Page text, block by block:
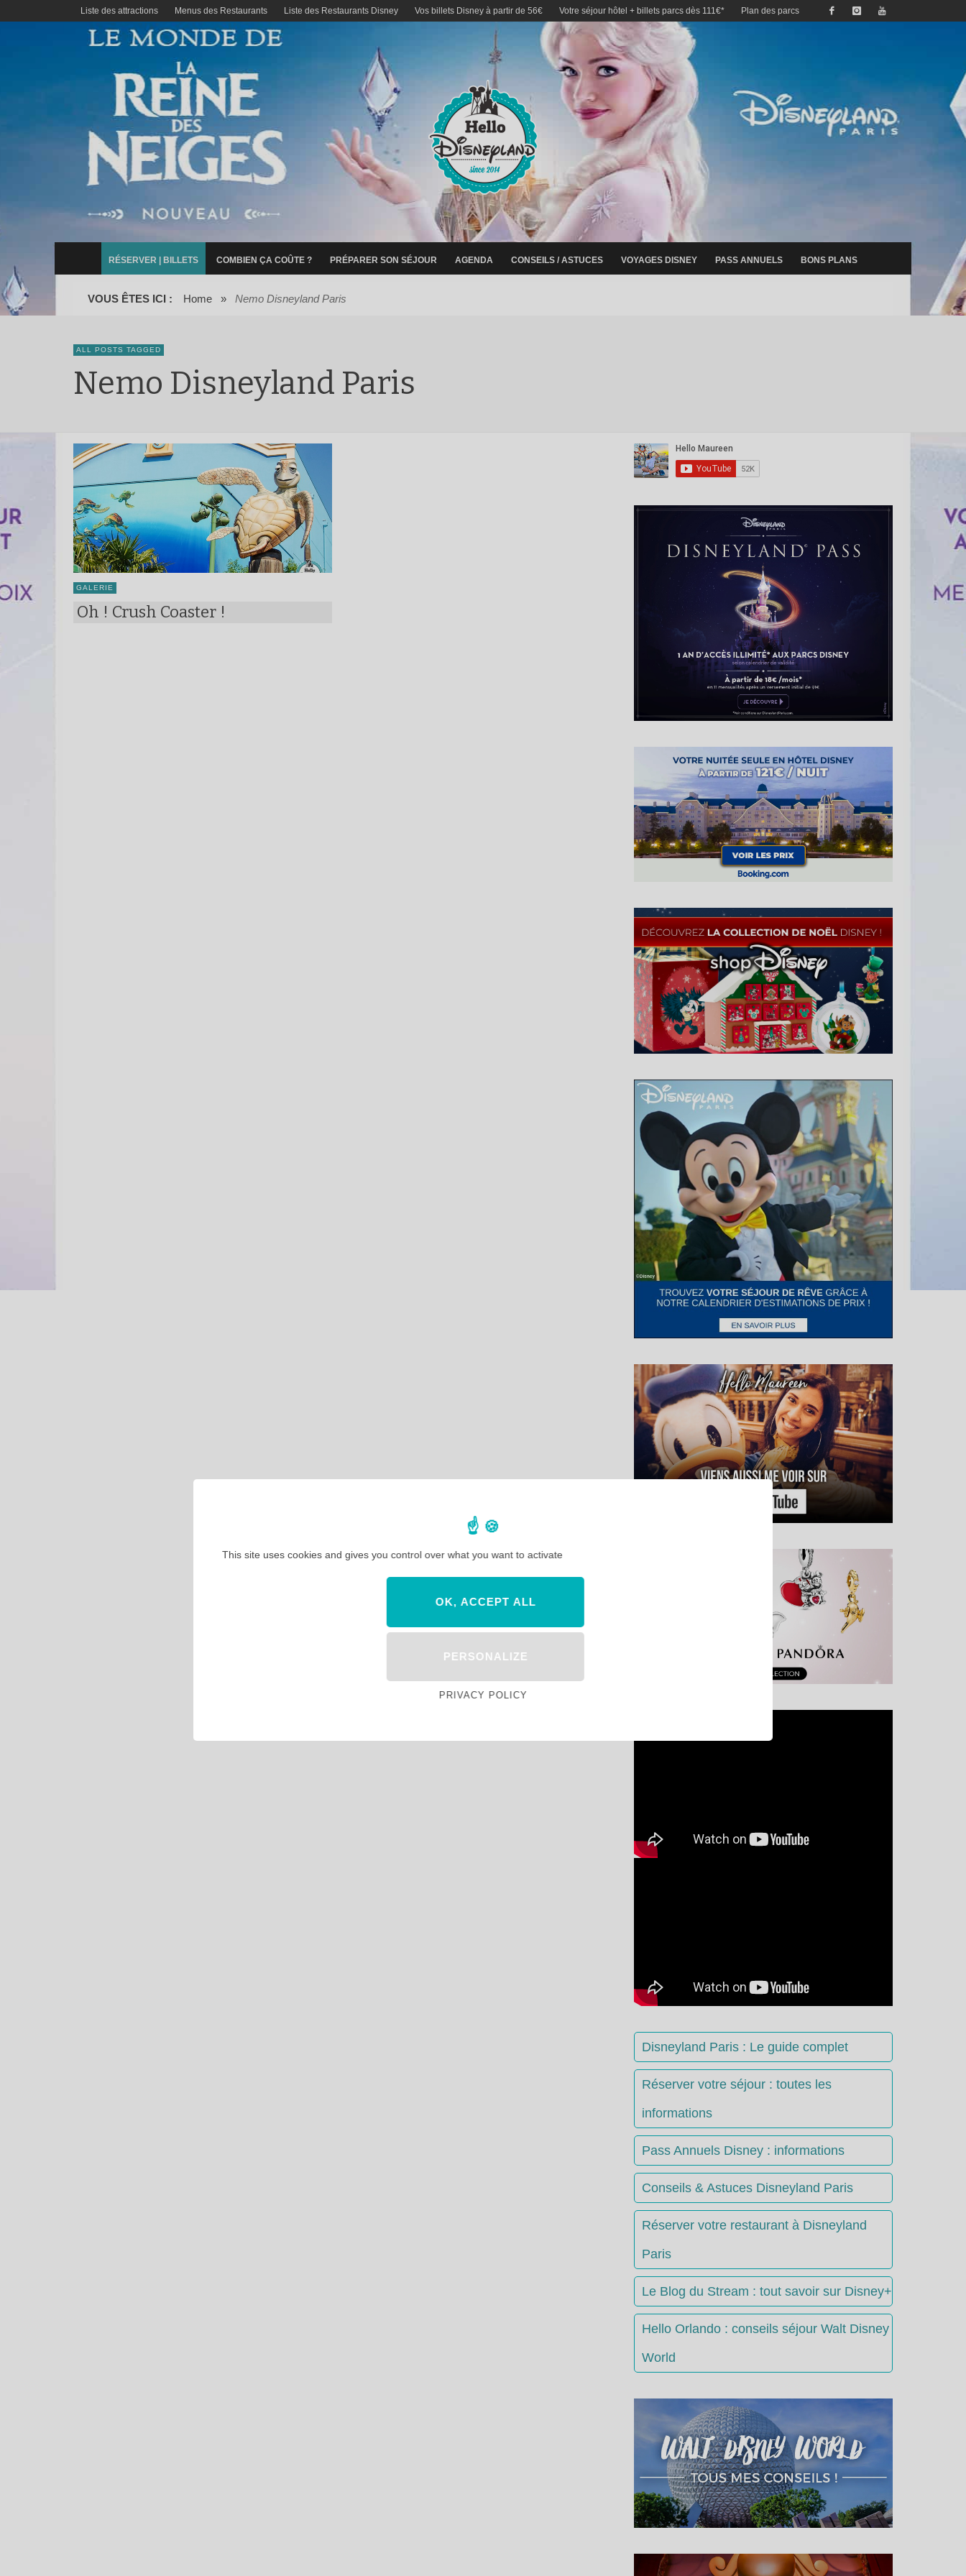
Liste des attractions Menus des Restaurants Liste des Restaurants Disney Vos billets Disney à partir de 56€ Votre séjour hôtel + billets parcs dès 111€* Plan des parcs
RÉSERVER | BILLETS COMBIEN ÇA COÛTE ? PRÉPARER SON SÉJOUR AGENDA CONSEILS / ASTUCES VOYAGES DISNEY PASS ANNUELS BONS PLANS
VOUS ÊTES ICI : Home » Nemo Disneyland Paris
ALL POSTS TAGGED
Nemo Disneyland Paris
GALERIE
Oh ! Crush Coaster !
Disneyland Paris : Le guide complet
Réserver votre séjour : toutes les
informations
Pass Annuels Disney : informations
Conseils & Astuces Disneyland Paris
Réserver votre restaurant à Disneyland
Paris
Le Blog du Stream : tout savoir sur Disney+
Hello Orlando : conseils séjour Walt Disney
World
This site uses cookies and gives you control over what you want to activate
OK, ACCEPT ALL
PERSONALIZE
PRIVACY POLICY